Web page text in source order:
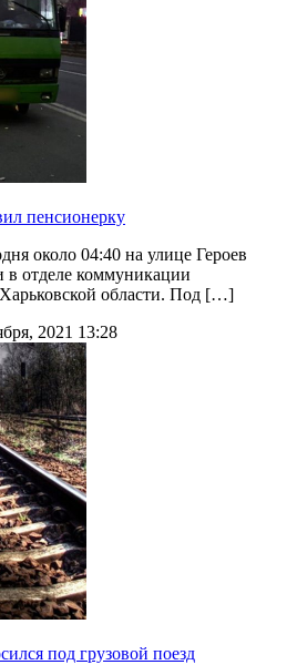
пенсионерку
около 04:40 на улице Героев
отделе коммуникации
области. Под […]
2021 13:28
под грузовой поезд